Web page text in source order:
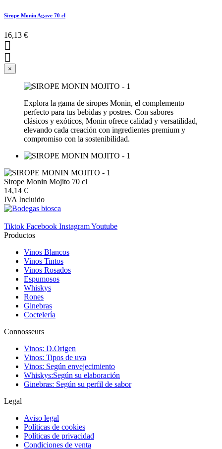
Sirope Monin Agave 70 cl
16,13 €


×
Explora la gama de siropes Monin, el complemento
perfecto para tus bebidas y postres. Con sabores
clásicos y exóticos, Monin ofrece calidad y versatilidad,
elevando cada creación con ingredientes premium y
compromiso con la sostenibilidad.
Sirope Monin Mojito 70 cl
14,14 €
IVA Incluido
Tiktok Facebook InstagramYoutube
Productos
Vinos Blancos
Vinos Tintos
Vinos Rosados
Espumosos
Whiskys
Rones
Ginebras
Coctelería
Connosseurs
Vinos: D.Origen
Vinos: Tipos de uva
Vinos: Según envejecimiento
Whiskys:Según su elaboración
Ginebras: Según su perfil de sabor
Legal
Aviso legal
Políticas de cookies
Políticas de privacidad
Condiciones de venta